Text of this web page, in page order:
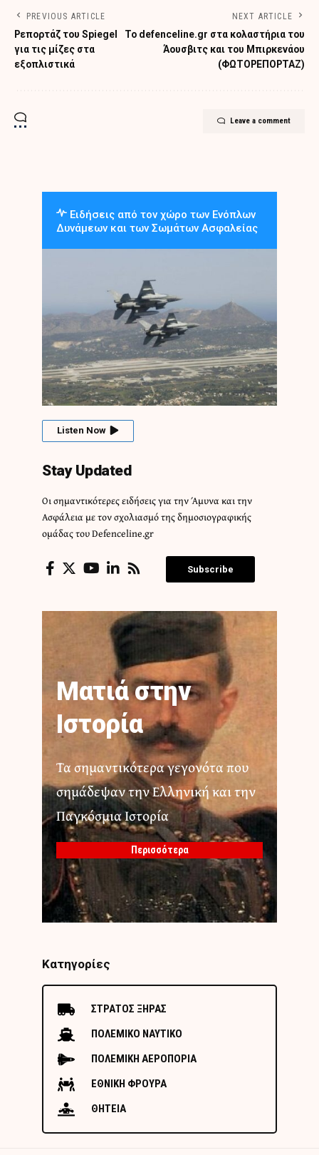
PREVIOUS ARTICLE
Ρεπορτάζ του Spiegel
για τις μίζες στα
εξοπλιστικά
NEXT ARTICLE
Το defenceline.gr στα κολαστήρια του
Άουσβιτς και του Μπιρκενάου
(ΦΩΤΟΡΕΠΟΡΤΑΖ)
Leave a comment
Ειδήσεις από τον χώρο των Ενόπλων
Δυνάμεων και των Σωμάτων Ασφαλείας
Listen Now
Stay Updated
Οι σημαντικότερες ειδήσεις για την Άμυνα και την
Ασφάλεια με τον σχολιασμό της δημοσιογραφικής
ομάδας του Defenceline.gr
Subscribe
Ματιά στην
Ιστορία
Τα σημαντικότερα γεγονότα που
σημάδεψαν την Ελληνική και την
Παγκόσμια Ιστορία
Περισσότερα
Κατηγορίες
ΣΤΡΑΤΟΣ ΞΗΡΑΣ
ΠΟΛΕΜΙΚΟ ΝΑΥΤΙΚΟ
ΠΟΛΕΜΙΚΗ ΑΕΡΟΠΟΡΙΑ
ΕΘΝΙΚΗ ΦΡΟΥΡΑ
ΘΗΤΕΙΑ